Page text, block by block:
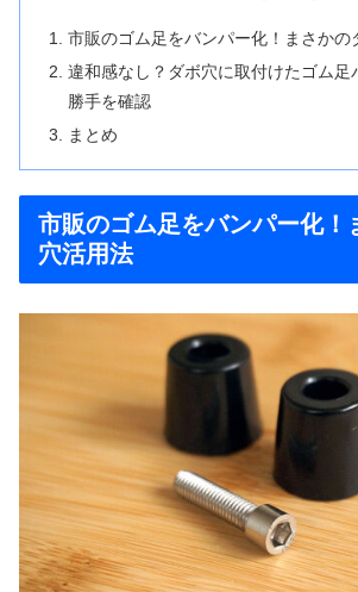
市販のゴム足をバンパー化！まさかの
違和感なし？ダボ穴に取付けたゴム足
勝手を確認
まとめ
市販のゴム足をバンパー化！
穴活用法